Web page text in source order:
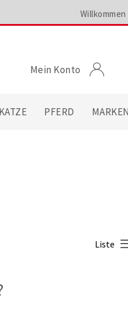
Mein Konto
KATZE PFERD MARKEN
Liste